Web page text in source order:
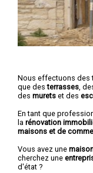
Nous effectuons des
que desterrasses ,
des murets et des
En tant que
la rénovation
maisons et de
Vous avez une
cherchez une
d'état ?